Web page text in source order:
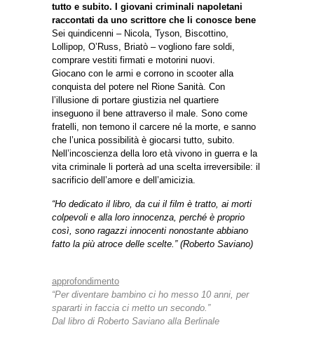
tutto e subito. I giovani criminali napoletani
raccontati da uno scrittore che li conosce bene
Sei quindicenni – Nicola, Tyson, Biscottino,
Lollipop, O’Russ, Briatò – vogliono fare soldi,
comprare vestiti firmati e motorini nuovi.
Giocano con le armi e corrono in scooter alla
conquista del potere nel Rione Sanità. Con
l’illusione di portare giustizia nel quartiere
inseguono il bene attraverso il male. Sono come
fratelli, non temono il carcere né la morte, e sanno
che l’unica possibilità è giocarsi tutto, subito.
Nell’incoscienza della loro età vivono in guerra e la
vita criminale li porterà ad una scelta irreversibile: il
sacrificio dell’amore e dell’amicizia.
“Ho dedicato il libro, da cui il film è tratto, ai morti
colpevoli e alla loro innocenza, perché è proprio
così, sono ragazzi innocenti nonostante abbiano
fatto la più atroce delle scelte.” (Roberto Saviano)
approfondimento
“Per diventare bambino ci ho messo 10 anni, per
spararti in faccia ci metto un secondo.”
Dal libro di Roberto Saviano alla Berlinale